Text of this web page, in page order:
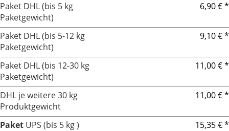
Paket DHL (bis 5 kg
Paketgewicht)
6,90 € *
Paket DHL (bis 5-12 kg
Paketgewicht)
9,10 € *
Paket DHL (bis 12-30 kg
Paketgewicht)
11,00 € *
DHL je weitere 30 kg
Produktgewicht
11,00 € *
Paket UPS (bis 5 kg )
15,35 € *